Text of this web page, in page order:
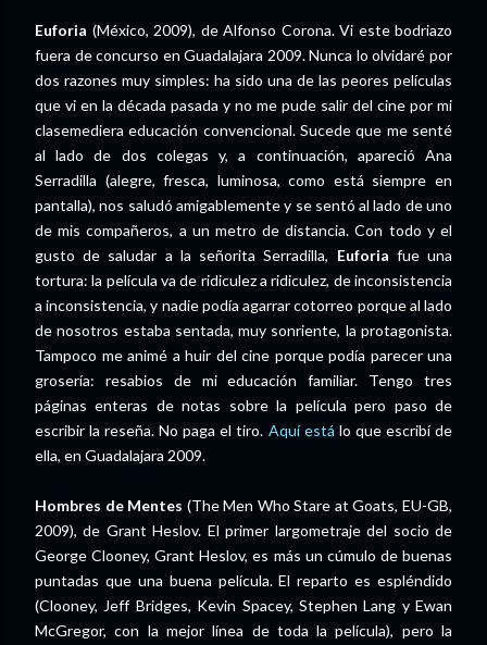
Euforia (México, 2009), de Alfonso Corona. Vi este bodriazo
fuera de concurso en Guadalajara 2009. Nunca lo olvidaré por
dos razones muy simples: ha sido una de las peores películas
que vi en la década pasada y no me pude salir del cine por mi
clasemediera educación convencional. Sucede que me senté
al lado de dos colegas y, a continuación, apareció Ana
Serradilla (alegre, fresca, luminosa, como está siempre en
pantalla), nos saludó amigablemente y se sentó al lado de uno
de mis compañeros, a un metro de distancia. Con todo y el
gusto de saludar a la señorita Serradilla, Euforia fue una
tortura: la película va de ridiculez a ridiculez, de inconsistencia
a inconsistencia, y nadie podía agarrar cotorreo porque al lado
de nosotros estaba sentada, muy sonriente, la protagonista.
Tampoco me animé a huir del cine porque podía parecer una
grosería: resabios de mi educación familiar. Tengo tres
páginas enteras de notas sobre la película pero paso de
escribir la reseña. No paga el tiro. Aquí está lo que escribí de
ella, en Guadalajara 2009.
Hombres de Mentes (The Men Who Stare at Goats, EU-GB,
2009), de Grant Heslov. El primer largometraje del socio de
George Clooney, Grant Heslov, es más un cúmulo de buenas
puntadas que una buena película. El reparto es espléndido
(Clooney, Jeff Bridges, Kevin Spacey, Stephen Lang y Ewan
McGregor, con la mejor línea de toda la película), pero la